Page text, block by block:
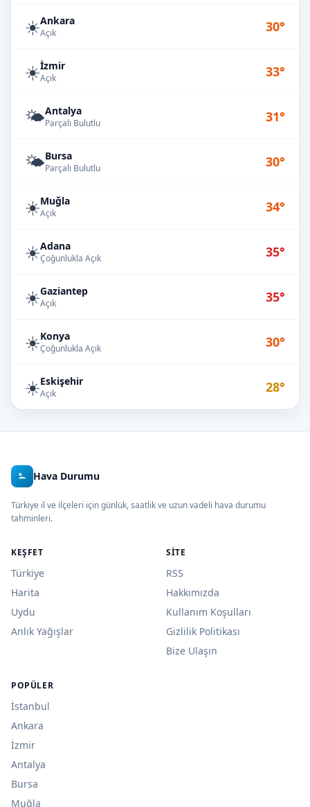
☀️Ankara
Açık 30°
☀️İzmir
Açık 33°
🌤️Antalya
Parçalı Bulutlu 31°
🌤️Bursa
Parçalı Bulutlu 30°
☀️Muğla
Açık 34°
☀️Adana
Çoğunlukla Açık 35°
☀️Gaziantep
Açık 35°
☀️Konya
Çoğunlukla Açık 30°
☀️Eskişehir
Açık 28°
Hava Durumu
Türkiye il ve ilçeleri için günlük, saatlik ve uzun vadeli hava durumu
tahminleri.
KEŞFET
Türkiye
Harita
Uydu
Anlık Yağışlar
SITE
RSS
Hakkımızda
Kullanım Koşulları
Gizlilik Politikası
Bize Ulaşın
POPÜLER
İstanbul
Ankara
İzmir
Antalya
Bursa
Muğla